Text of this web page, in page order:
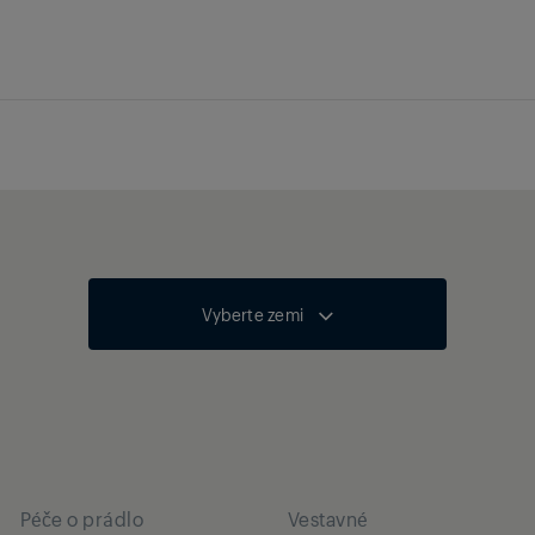
Vyberte zemi
Péče o prádlo Vestavné